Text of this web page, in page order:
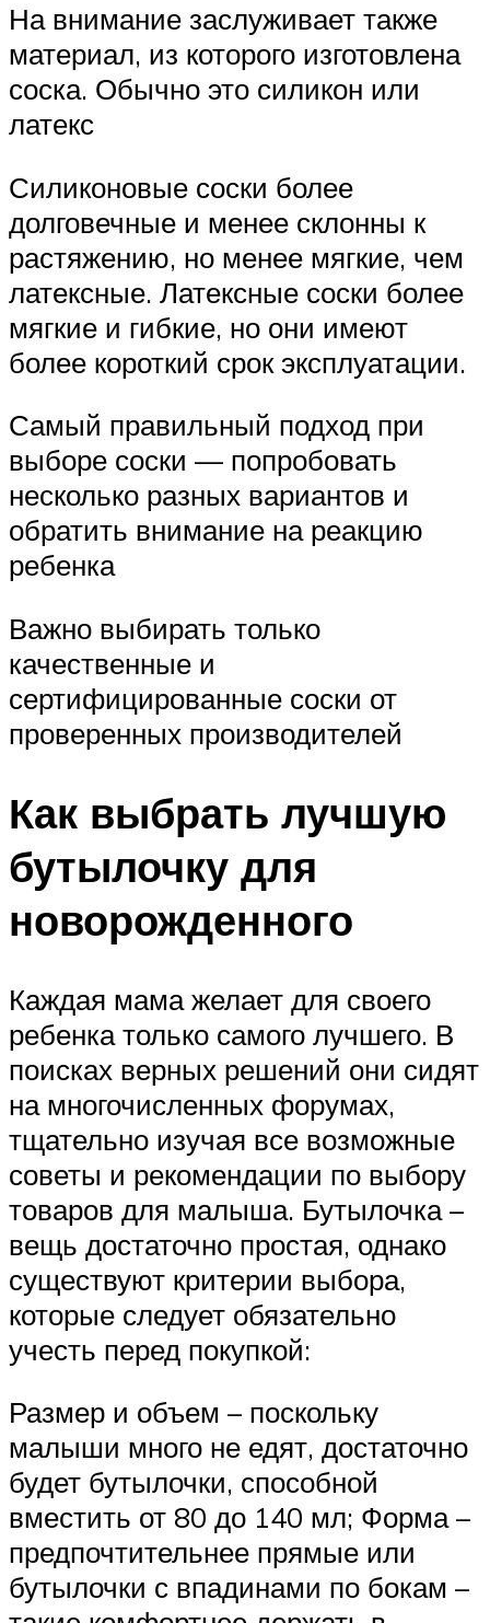
На внимание заслуживает также
материал, из которого изготовлена
соска. Обычно это силикон или
латекс
Силиконовые соски более
долговечные и менее склонны к
растяжению, но менее мягкие, чем
латексные. Латексные соски более
мягкие и гибкие, но они имеют
более короткий срок эксплуатации.
Самый правильный подход при
выборе соски — попробовать
несколько разных вариантов и
обратить внимание на реакцию
ребенка
Важно выбирать только
качественные и
сертифицированные соски от
проверенных производителей
Как выбрать лучшую
бутылочку для
новорожденного
Каждая мама желает для своего
ребенка только самого лучшего. В
поисках верных решений они сидят
на многочисленных форумах,
тщательно изучая все возможные
советы и рекомендации по выбору
товаров для малыша. Бутылочка –
вещь достаточно простая, однако
существуют критерии выбора,
которые следует обязательно
учесть перед покупкой:
Размер и объем – поскольку
малыши много не едят, достаточно
будет бутылочки, способной
вместить от 80 до 140 мл; Форма –
предпочтительнее прямые или
бутылочки с впадинами по бокам –